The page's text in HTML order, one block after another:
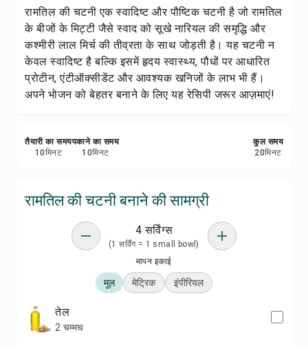
शेयर करें
रिपोर्ट करें
रामतिल की चटनी एक स्वादिष्ट और पौष्टिक चटनी है जो रामतिल
के बीजों के मिट्टी जैसे स्वाद को सूखे नारियल की समृद्धि और
कश्मीरी लाल मिर्च की तीव्रता के साथ जोड़ती है। यह चटनी न
केवल स्वादिष्ट है बल्कि इसमें हृदय स्वास्थ्य, पौधों पर आधारित
प्रोटीन, एंटीऑक्सीडेंट और आवश्यक खनिजों के लाभ भी हैं।
अपने भोजन को बेहतर बनाने के लिए यह रेसिपी जरूर आज़माएं!
तैयारी का समय
10मिनट
पकाने का समय
10मिनट
कुल समय
20मिनट
रामतिल की चटनी बनाने की सामग्री
4 सर्विंग्स
(1 सर्विंग = 1 small bowl)
मापन इकाई
मूल मेट्रिक इंपीरियल
तेल
2 चम्मच